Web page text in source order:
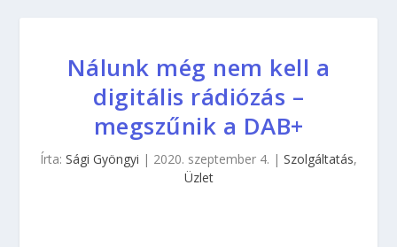
Nálunk még nem kell a
digitális rádiózás –
megszűnik a DAB+
Írta: Sági Gyöngyi | 2020. szeptember 4. | Szolgáltatás,
Üzlet